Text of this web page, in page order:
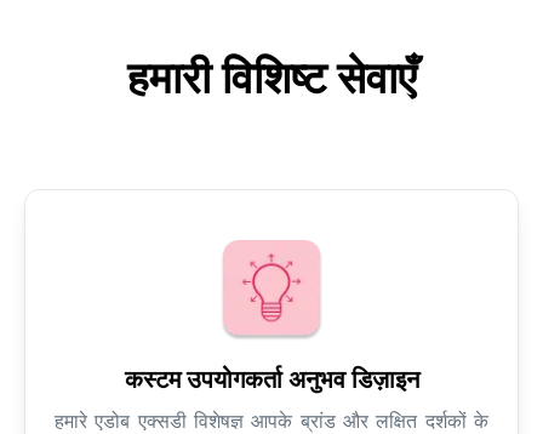
हमारी विशिष्ट सेवाएँ
कस्टम उपयोगकर्ता अनुभव डिज़ाइन
हमारे एडोब एक्सडी विशेषज्ञ आपके ब्रांड और लक्षित दर्शकों के